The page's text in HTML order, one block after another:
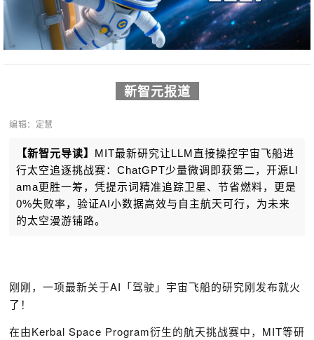
新智元报道
编辑：定慧
【新智元导读】 MIT最新研究让LLM直接操控宇宙飞船进
行太空追逐挑战赛：ChatGPT少量微调即获第二，开源Ll
ama更胜一筹，凭提示词精准追踪卫星、节省燃料，更是
0%失败率，验证AI小数据高效与自主航天可行，为未来
的太空漫游铺路。
刚刚，一项最新关于AI「驾驶 」宇宙飞船的研究刚发布就火
了！
在由Kerbal Space Program衍生的航天挑战赛中，MIT等研